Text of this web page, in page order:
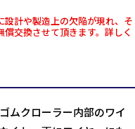
計や製造上の欠陥が現れ、そ
交換させて頂きます。詳しく
ムクローラー内部のワイ